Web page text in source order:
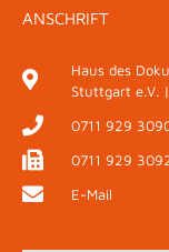
ANSCHRIFT
Haus des
Stuttgart e.V.
0711 929
0711 929
E-Mail